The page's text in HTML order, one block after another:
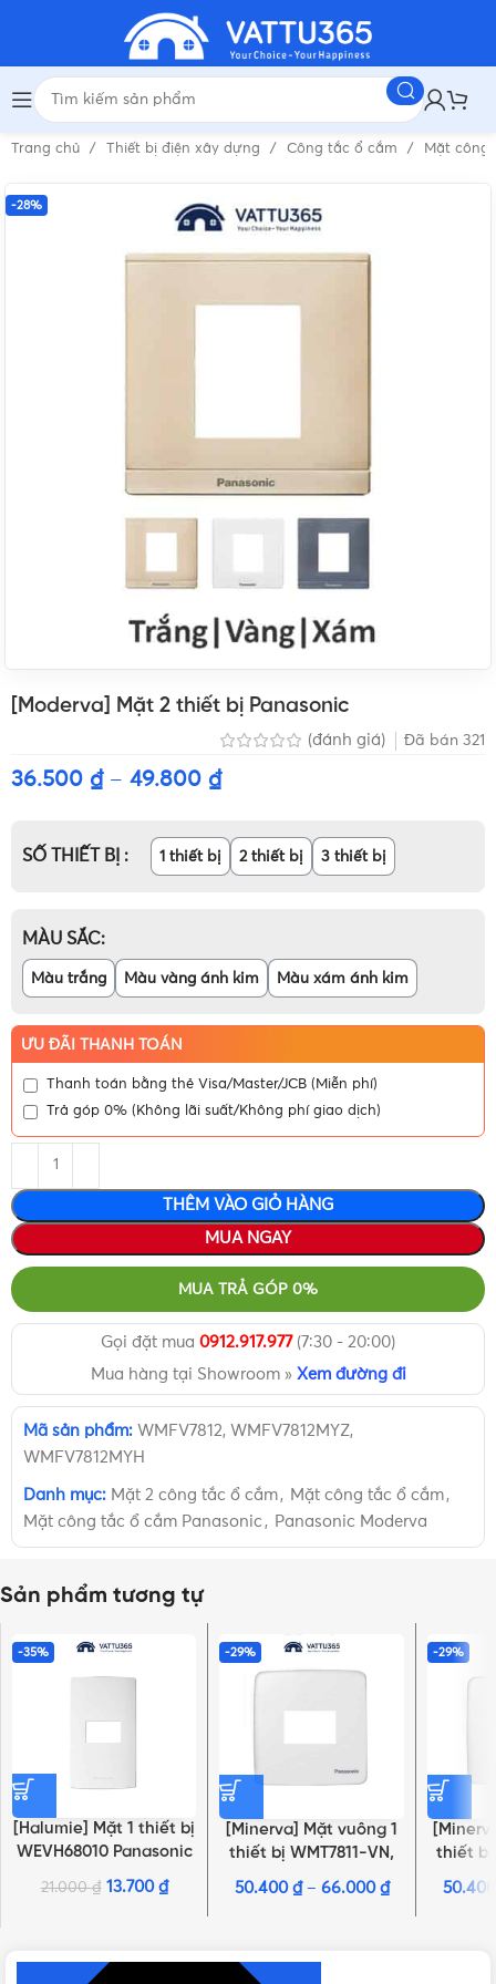
Trang chủ Thiết bị điện xây dựng Công tắc ổ cắm Mặt
-28%
[Moderva] Mặt 2 thiết bị Panasonic
(đánh giá) Đã bán 321
36.500 ₫–49.800 ₫
SỐ THIẾT BỊ 1 thiết bị 2 thiết bị 3 thiết bị
MÀU SẮC
Màu trắng Màu vàng ánh kim Màu xám ánh kim
ƯU ĐÃI THANH TOÁN
Thanh toán bằng thẻ Visa/Master/JCB (Miễn phí)
Trả góp 0% (Không lãi suất/Không phí giao dịch)
THÊM VÀO GIỎ HÀNG
MUA NGAY
MUA TRẢ GÓP 0%
Gọi đặt mua 0912.917.977(7:30 - 20:00)
Mua hàng tại Showroom » Xem đường đi
Mã sản phẩm: WMFV7812, WMFV7812MYZ,
WMFV7812MYH
Danh mục: Mặt 2 công tắc ổ cắm , Mặt công tắc ổ cắm ,
Mặt công tắc ổ cắm Panasonic , Panasonic Moderva
Sản phẩm tương tự
-35%
[Halumie] Mặt 1 thiết bị
WEVH68010 Panasonic
21.000₫ 13.700 ₫
-29%
[Minerva] Mặt vuông 1
thiết bị WMT7811-VN,
WMT7811MYZ-VN,
WMT7811MYH-VN
50.400 ₫– 66.000 ₫
-29%
thiết bị
NHẤN ĐỂ XEM TIẾP (THU GỌN)